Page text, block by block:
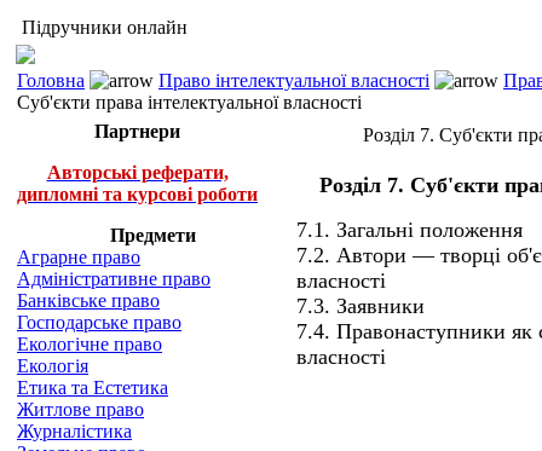
Підручники онлайн
Головна Право інтелектуальної власності
Суб'єкти права інтелектуальної власності
Партнери
Авторські реферати,
дипломні та курсові роботи
Предмети
Аграрне право
Адміністративне право
Банківське право
Господарське право
Екологічне право
Екологія
Етика та Естетика
Житлове право
Журналістика
Розділ 7. Суб'єкти
Розділ 7. Суб'єкти
7.1. Загальні положення
7.2. Автори — творці
власності
7.3. Заявники
7.4. Правонаступники як
власності